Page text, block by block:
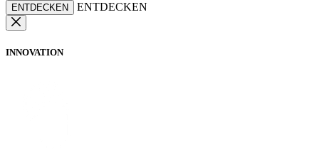
ENTDECKEN ENTDECKEN
INNOVATION